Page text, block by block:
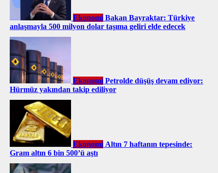
Ekonomi Bakan Bayraktar: Türkiye
anlaşmayla 500 milyon dolar taşıma geliri elde edecek
Ekonomi Petrolde düşüş devam ediyor:
Hürmüz yakından takip ediliyor
Ekonomi Altın 7 haftanın tepesinde:
Gram altın 6 bin 500’ü aştı